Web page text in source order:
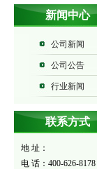
新闻中心
公司新闻
公司公告
行业新闻
联系方式
地 址：
电 话：400-626-8178